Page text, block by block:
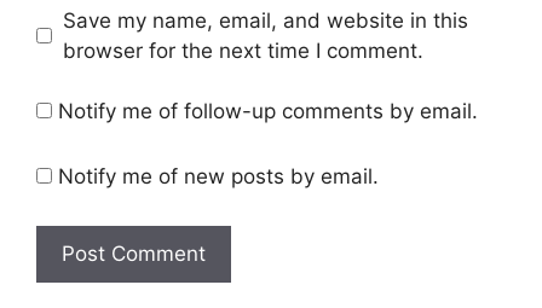
Save my name, email, and website in this
browser for the next time I comment.
Notify me of follow-up comments by email.
Notify me of new posts by email.